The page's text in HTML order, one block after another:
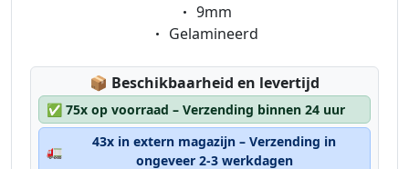
Eigenschaft:
9mm
Eigenschaft:
Gelamineerd
📦 Lagerstatus:
Beschikbaarheid en levertijd
✅ 75x op voorraad – Verzending binnen 24 uur
🚛
43x in extern magazijn – Verzending in
ongeveer 2-3 werkdagen